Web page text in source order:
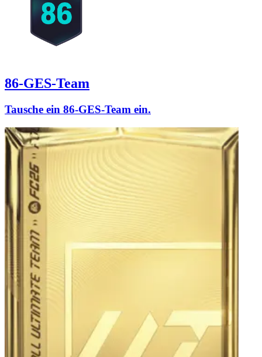
86-GES-Team
Tausche ein 86-GES-Team ein.